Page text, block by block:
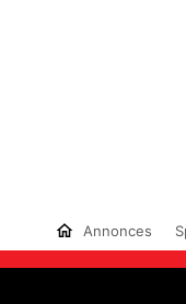
Annonces